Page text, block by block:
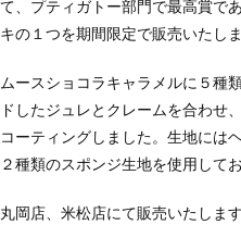
て、プティガトー部門で最高賞で
キの１つを期間限定で販売いたしま
ムースショコラキャラメルに５種
ドしたジュレとクレームを合わせ
コーティングしました。生地には
２種類のスポンジ生地を使用してお
丸岡店、米松店にて販売いたします